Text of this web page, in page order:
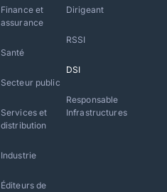
Finance et
assurance
Santé
Secteur public
Services et
distribution
Industrie
Éditeurs de
Dirigeant
RSSI
DSI
Responsable
Infrastructures